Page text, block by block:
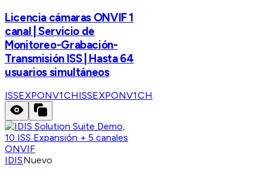
Licencia cámaras ONVIF 1
canal | Servicio de
Monitoreo-Grabación-
Transmisión ISS | Hasta 64
usuarios simultáneos
ISSEXPONV1CHISSEXPONV1CH
IDISNuevo